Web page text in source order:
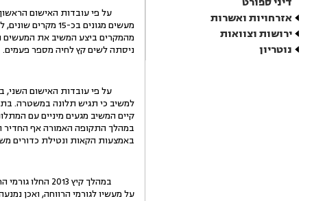
אזרחויות ואשרות
ירושות וצוואות
נוטריון
מעשים מגונים
מהמקרים ביצע המשיב את המעשים
ניסתה לשים קץ לחיה מספר פעמים.
קיים המשיב מגעים מיניים עם
במהלך התקופה האמורה אף החדיר
באמצעות הקאות ונטילת כדורים
במהלך קיץ
על מעשיו לגורמי הרווחה, ואכן